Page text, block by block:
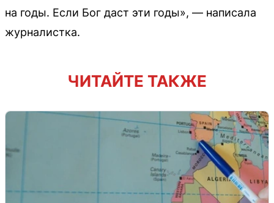
на годы. Если Бог даст эти годы», — написала
журналистка.
ЧИТАЙТЕ ТАКЖЕ